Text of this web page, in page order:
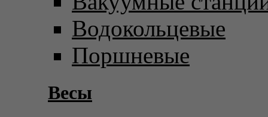
Водокольцевые
Поршневые
Весы